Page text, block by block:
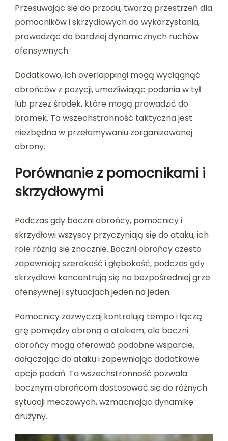
Przesuwając się do przodu, tworzą przestrzeń dla
pomocników i skrzydłowych do wykorzystania,
prowadząc do bardziej dynamicznych ruchów
ofensywnych.
Dodatkowo, ich overlappingi mogą wyciągnąć
obrońców z pozycji, umożliwiając podania w tył
lub przez środek, które mogą prowadzić do
bramek. Ta wszechstronność taktyczna jest
niezbędna w przełamywaniu zorganizowanej
obrony.
Porównanie z pomocnikami i
skrzydłowymi
Podczas gdy boczni obrońcy, pomocnicy i
skrzydłowi wszyscy przyczyniają się do ataku, ich
role różnią się znacznie. Boczni obrońcy często
zapewniają szerokość i głębokość, podczas gdy
skrzydłowi koncentrują się na bezpośredniej grze
ofensywnej i sytuacjach jeden na jeden.
Pomocnicy zazwyczaj kontrolują tempo i łączą
grę pomiędzy obroną a atakiem, ale boczni
obrońcy mogą oferować podobne wsparcie,
dołączając do ataku i zapewniając dodatkowe
opcje podań. Ta wszechstronność pozwala
bocznym obrońcom dostosować się do różnych
sytuacji meczowych, wzmacniając dynamikę
drużyny.